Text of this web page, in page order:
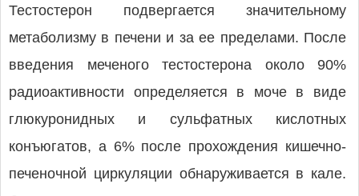
Тестостерон подвергается значительному
метаболизму в печени и за ее пределами. После
введения меченого тестостерона около 90%
радиоактивности определяется в моче в виде
глюкуронидных и сульфатных кислотных
конъюгатов, а 6% после прохождения кишечно-
печеночной циркуляции обнаруживается в кале.